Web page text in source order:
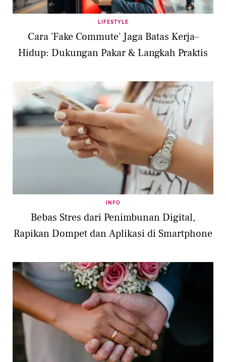
LIFESTYLE
Cara 'Fake Commute' Jaga Batas Kerja–
Hidup: Dukungan Pakar & Langkah Praktis
INFO
Bebas Stres dari Penimbunan Digital,
Rapikan Dompet dan Aplikasi di Smartphone